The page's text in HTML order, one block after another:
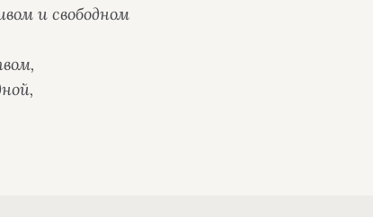
и свободном